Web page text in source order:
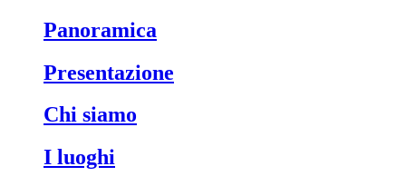
panoramica
presentazione
chi siamo
i luoghi